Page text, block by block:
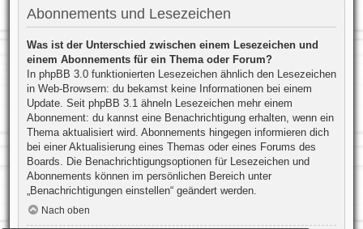
Abonnements und Lesezeichen
Was ist der Unterschied zwischen einem Lesezeichen und
einem Abonnements für ein Thema oder Forum?
In phpBB 3.0 funktionierten Lesezeichen ähnlich den Lesezeichen
in Web-Browsern: du bekamst keine Informationen bei einem
Update. Seit phpBB 3.1 ähneln Lesezeichen mehr einem
Abonnement: du kannst eine Benachrichtigung erhalten, wenn ein
Thema aktualisiert wird. Abonnements hingegen informieren dich
bei einer Aktualisierung eines Themas oder eines Forums des
Boards. Die Benachrichtigungsoptionen für Lesezeichen und
Abonnements können im persönlichen Bereich unter
„Benachrichtigungen einstellen“ geändert werden.
Nach oben